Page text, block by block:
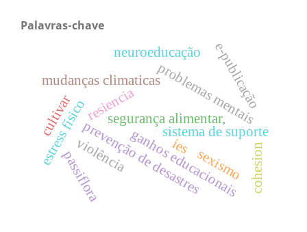
Palavras-chave
problemas mentais
sistema de suporte
segurança alimentar,
resiencia
prevenção de desastres
mudanças climaticas
estress físicoviolência
e-publicação
ies
ganhos educacionais cohesion
passiflora
neuroeducação
cultivar
sexismo